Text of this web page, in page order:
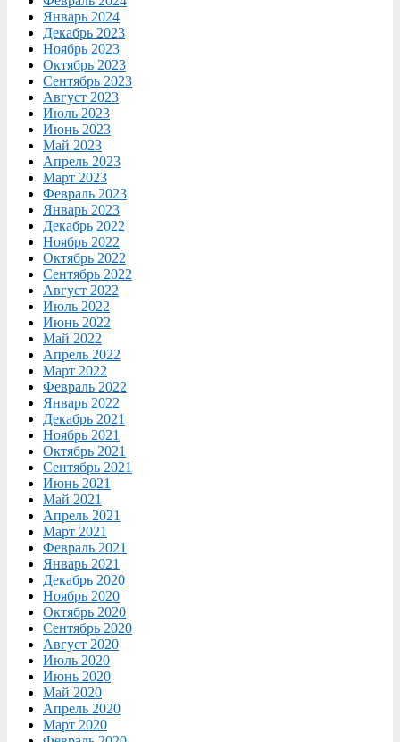
Январь 2024
Декабрь 2023
Ноябрь 2023
Октябрь 2023
Сентябрь 2023
Август 2023
Июль 2023
Июнь 2023
Май 2023
Апрель 2023
Март 2023
Февраль 2023
Январь 2023
Декабрь 2022
Ноябрь 2022
Октябрь 2022
Сентябрь 2022
Август 2022
Июль 2022
Июнь 2022
Май 2022
Апрель 2022
Март 2022
Февраль 2022
Январь 2022
Декабрь 2021
Ноябрь 2021
Октябрь 2021
Сентябрь 2021
Июнь 2021
Май 2021
Апрель 2021
Март 2021
Февраль 2021
Январь 2021
Декабрь 2020
Ноябрь 2020
Октябрь 2020
Сентябрь 2020
Август 2020
Июль 2020
Июнь 2020
Май 2020
Апрель 2020
Март 2020